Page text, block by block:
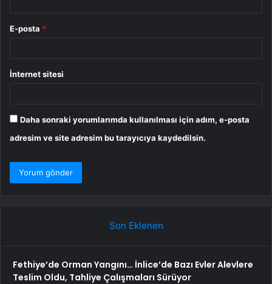
E-posta *
İnternet sitesi
Daha sonraki yorumlarımda kullanılması için adım, e-posta
adresim ve site adresim bu tarayıcıya kaydedilsin.
Son Eklenen
Fethiye’de Orman Yangını… İnlice’de Bazı Evler Alevlere
Teslim Oldu, Tahliye Çalışmaları Sürüyor